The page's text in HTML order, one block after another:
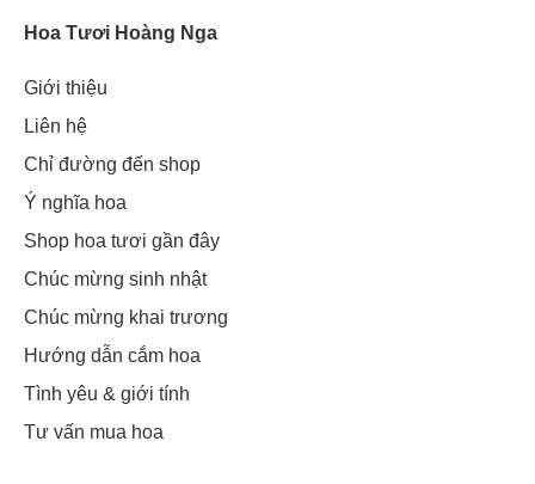
Hoa Tươi Hoàng Nga
Giới thiệu
Liên hệ
Chỉ đường đến shop
Ý nghĩa hoa
Shop hoa tươi gần đây
Chúc mừng sinh nhật
Chúc mừng khai trương
Hướng dẫn cắm hoa
Tình yêu & giới tính
Tư vấn mua hoa